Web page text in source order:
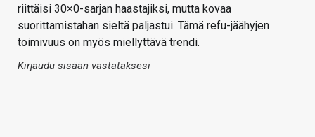
riittäisi 30×0-sarjan haastajiksi, mutta kovaa
suorittamistahan sieltä paljastui. Tämä refu-jäähyjen
toimivuus on myös miellyttävä trendi.
Kirjaudu sisään vastataksesi